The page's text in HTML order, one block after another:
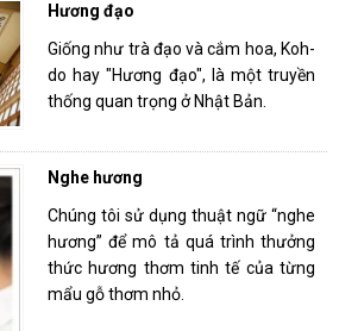
Hương đạo
Giống như trà đạo và cắm hoa, Koh-
do hay "Hương đạo", là một truyền
thống quan trọng ở Nhật Bản.
Nghe hương
Chúng tôi sử dụng thuật ngữ “nghe
hương” để mô tả quá trình thưởng
thức hương thơm tinh tế của từng
mẩu gỗ thơm nhỏ.